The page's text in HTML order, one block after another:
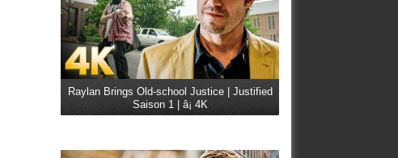
Raylan Brings Old-school Justice | Justified
Saison 1 | â¡ 4K